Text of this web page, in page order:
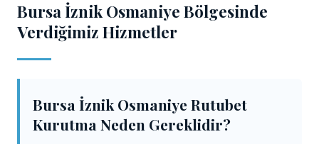
Bursa İznik Osmaniye Bölgesinde
Verdiğimiz Hizmetler
Bursa İznik Osmaniye Rutubet
Kurutma Neden Gereklidir?